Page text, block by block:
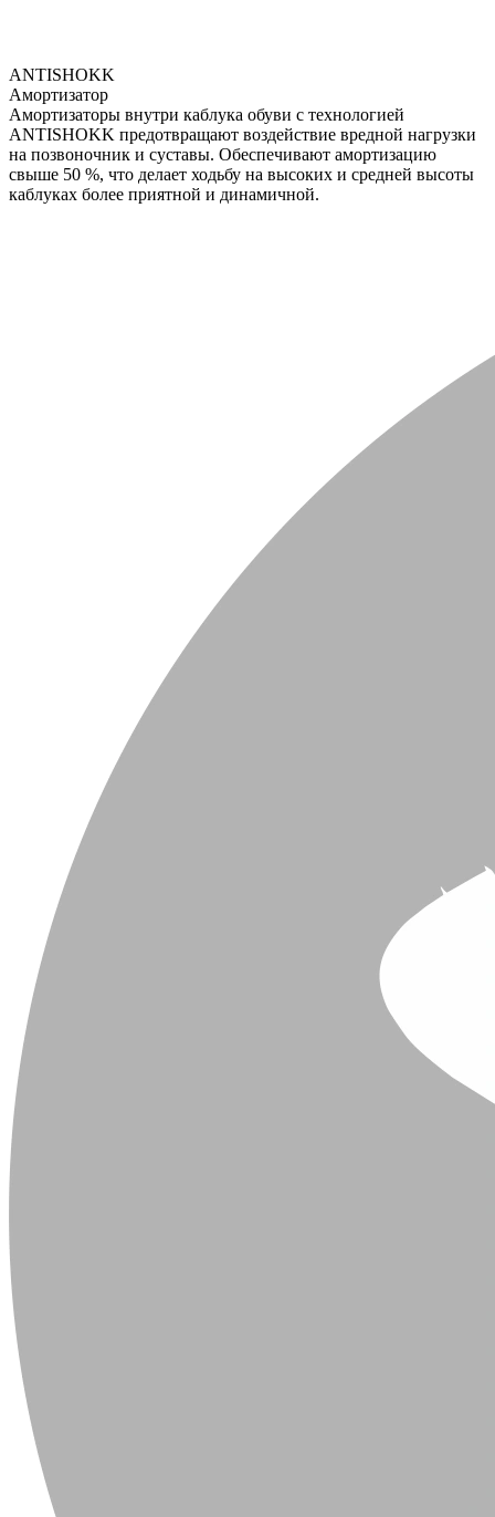
ANTISHOKK
Амортизатор
Амортизаторы внутри каблука обуви с технологией
ANTISHOKK предотвращают воздействие вредной нагрузки
на позвоночник и суставы. Обеспечивают амортизацию
свыше 50 %, что делает ходьбу на высоких и средней высоты
каблуках более приятной и динамичной.